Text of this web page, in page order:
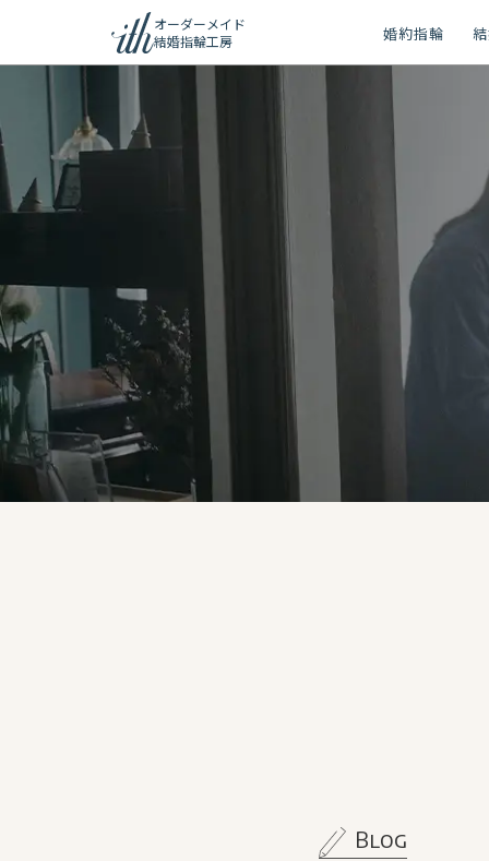
オーダーメイド
結婚指輪工房
婚約指輪
イド
ー
Blog